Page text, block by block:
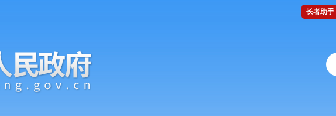
长者助手